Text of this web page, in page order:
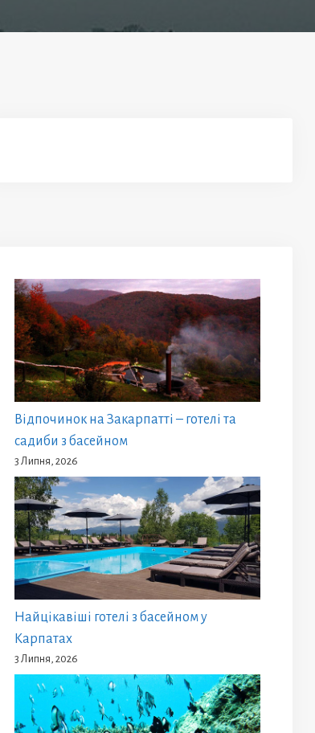
Відпочинок на Закарпатті – готелі та
садиби з басейном
3 Липня, 2026
Найцікавіші готелі з басейном у
Карпатах
3 Липня, 2026